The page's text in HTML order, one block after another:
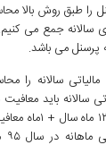
طبق روش بالا
سالانه جمع می
پرسنل می باشد.
سالانه را
سالانه باید معافیت
در ۱۳ ضرب نماییم